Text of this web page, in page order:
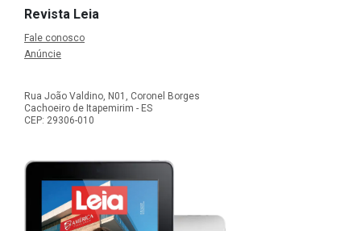
Revista Leia
Fale conosco
Anúncie
Rua João Valdino, N01, Coronel Borges
Cachoeiro de Itapemirim - ES
CEP: 29306-010